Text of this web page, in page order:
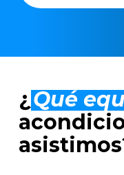
¿Qué